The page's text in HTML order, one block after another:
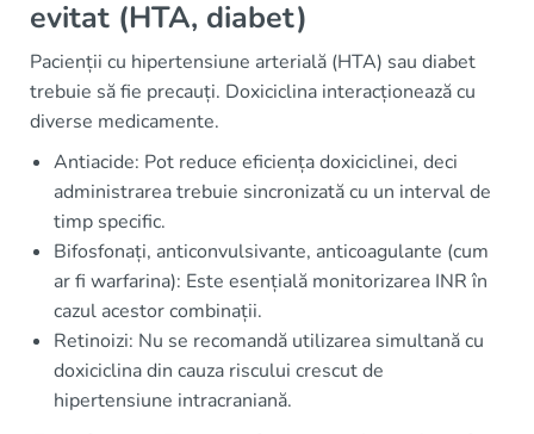
evitat (HTA, diabet)
Pacienții cu hipertensiune arterială (HTA) sau diabet
trebuie să fie precauți. Doxiciclina interacționează cu
diverse medicamente.
Antiacide: Pot reduce eficiența doxiciclinei, deci
administrarea trebuie sincronizată cu un interval de
timp specific.
Bifosfonați, anticonvulsivante, anticoagulante (cum
ar fi warfarina): Este esențială monitorizarea INR în
cazul acestor combinații.
Retinoizi: Nu se recomandă utilizarea simultană cu
doxiciclina din cauza riscului crescut de
hipertensiune intracraniană.